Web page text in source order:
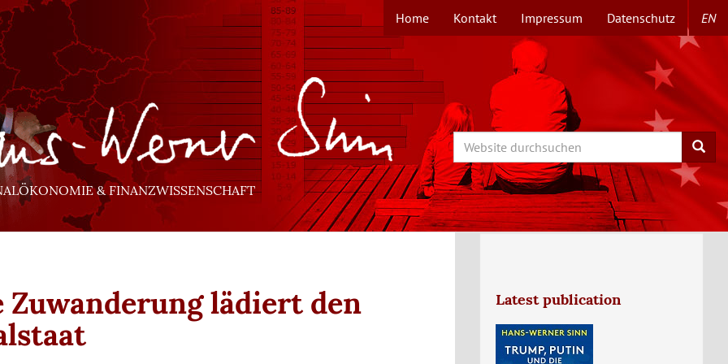
TOPMENÜ
Home Kontakt Impressum Datenschutz EN
& FINANZWISSENSCHAFT
Search Search
Zuwanderung lädiert den
Latest publication